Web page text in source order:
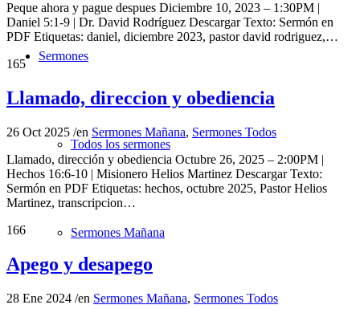
Sermones
Todos los sermones
Sermones Mañana
Peque ahora y pague despues Diciembre 10, 2023 – 1:30PM |
Daniel 5:1-9 | Dr. David Rodríguez Descargar Texto: Sermón en
PDF Etiquetas: daniel, diciembre 2023, pastor david rodriguez,…
165
Llamado, direccion y obediencia
26 Oct 2025 /en Sermones Mañana, Sermones Todos
Llamado, dirección y obediencia Octubre 26, 2025 – 2:00PM |
Hechos 16:6-10 | Misionero Helios Martinez Descargar Texto:
Sermón en PDF Etiquetas: hechos, octubre 2025, Pastor Helios
Martinez, transcripcion…
166
Apego y desapego
28 Ene 2024 /en Sermones Mañana, Sermones Todos